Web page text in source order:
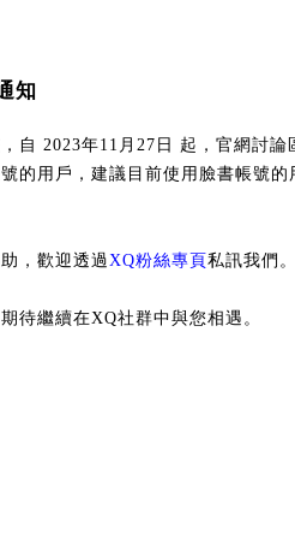
知
自 2023年11月27日 起，官網討論
的用戶，建議目前使用臉書帳號
，歡迎透過XQ粉絲專頁 私訊我們。
待繼續在XQ社群中與您相遇。